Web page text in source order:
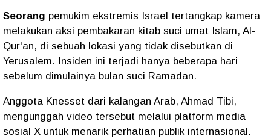
Seorang pemukim ekstremis Israel tertangkap kamera
melakukan aksi pembakaran kitab suci umat Islam, Al-
Qur'an, di sebuah lokasi yang tidak disebutkan di
Yerusalem. Insiden ini terjadi hanya beberapa hari
sebelum dimulainya bulan suci Ramadan.
Anggota Knesset dari kalangan Arab, Ahmad Tibi,
mengunggah video tersebut melalui platform media
sosial X untuk menarik perhatian publik internasional.